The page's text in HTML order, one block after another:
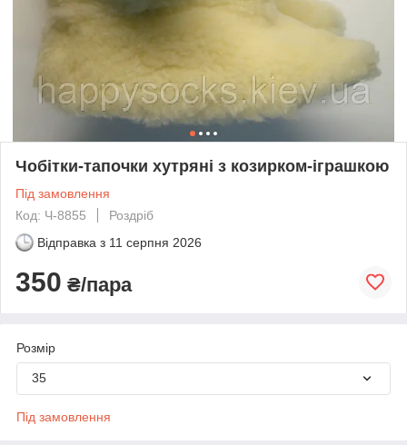
Чобітки-тапочки хутряні з козирком-іграшкою
Під замовлення
Код: Ч-8855
Роздріб
Відправка з 11 серпня 2026
350 ₴/пара
Розмір
35
Під замовлення